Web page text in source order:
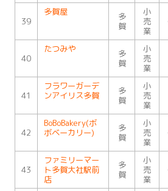
39
多賀屋
多
賀
小
売
業
40
たつみや
多
賀
小
売
業
41
フラワーガーデ
ンアイリス多賀
多
賀
小
売
業
42
BoBoBakery(ボ
ボベーカリー)
多
賀
小
売
業
43
ファミリーマー
ト多賀大社駅前
店
多
賀
小
売
業